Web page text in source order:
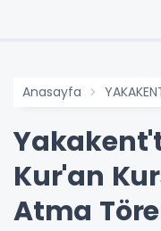
Anasayfa
Kur'an
Atma